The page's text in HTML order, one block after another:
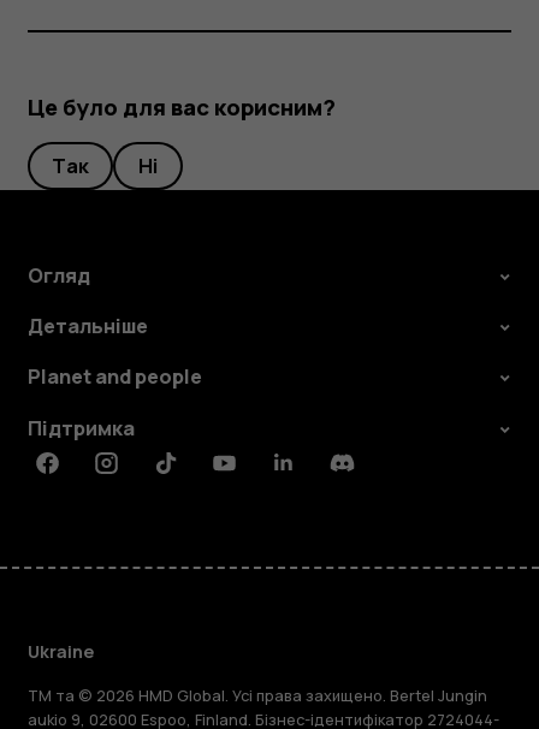
Це було для вас корисним?
Так Ні
Огляд
Детальніше
Planet and people
Підтримка
FacebookInstagramTiktokYoutubeLinkedinDiscord
Ukraine
TM та © 2026 HMD Global. Усі права захищено. Bertel Jungin
aukio 9, 02600 Espoo, Finland. Бізнес-ідентифікатор 2724044-